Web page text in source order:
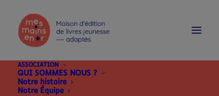
ASSOCIATION
QUI SOMMES NOUS ?
Notre histoire
Notre Équipe